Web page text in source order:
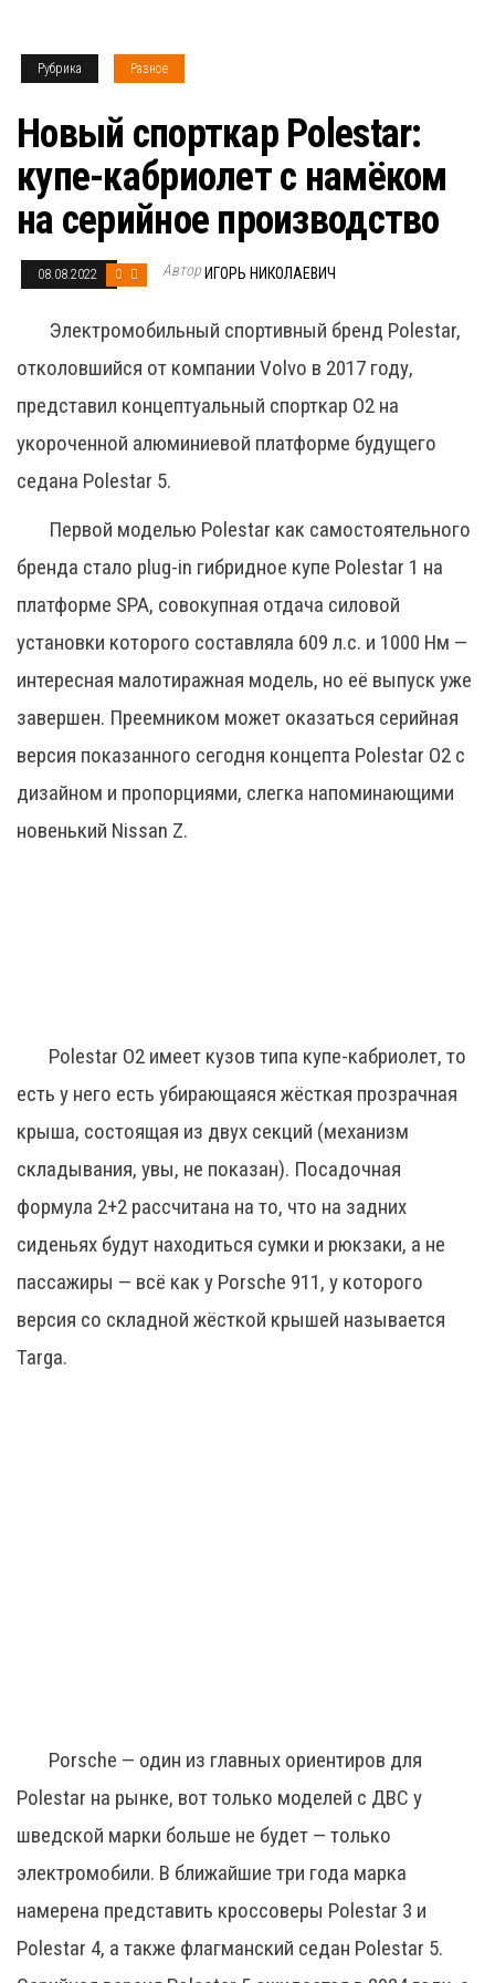
Рубрика Разное
Новый спорткар Polestar:
купе-кабриолет с намёком
на серийное производство
08.08.2022 0 Автор ИГОРЬ НИКОЛАЕВИЧ
Электромобильный спортивный бренд Polestar,
отколовшийся от компании Volvo в 2017 году,
представил концептуальный спорткар O2 на
укороченной алюминиевой платформе будущего
седана Polestar 5.
Первой моделью Polestar как самостоятельного
бренда стало plug-in гибридное купе Polestar 1 на
платформе SPA, совокупная отдача силовой
установки которого составляла 609 л.с. и 1000 Нм —
интересная малотиражная модель, но её выпуск уже
завершен. Преемником может оказаться серийная
версия показанного сегодня концепта Polestar O2 с
дизайном и пропорциями, слегка напоминающими
новенький Nissan Z.
Polestar O2 имеет кузов типа купе-кабриолет, то
есть у него есть убирающаяся жёсткая прозрачная
крыша, состоящая из двух секций (механизм
складывания, увы, не показан). Посадочная
формула 2+2 рассчитана на то, что на задних
сиденьях будут находиться сумки и рюкзаки, а не
пассажиры — всё как у Porsche 911, у которого
версия со складной жёсткой крышей называется
Targa.
Porsche — один из главных ориентиров для
Polestar на рынке, вот только моделей с ДВС у
шведской марки больше не будет — только
электромобили. В ближайшие три года марка
намерена представить кроссоверы Polestar 3 и
Polestar 4, а также флагманский седан Polestar 5.